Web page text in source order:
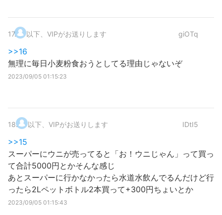
17. 以下、VIPがお送りします giOTq
>>16
無理に毎日小麦粉食おうとしてる理由じゃないぞ
2023/09/05 01:15:23
18. 以下、VIPがお送りします IDtI5
>>15
スーパーにウニが売ってると「お！ウニじゃん」って買っ
て合計5000円とかそんな感じ
あとスーパーに行かなかったら水道水飲んでるんだけど行
ったら2Lペットボトル2本買って+300円ちょいとか
2023/09/05 01:15:43